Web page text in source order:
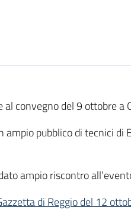
convegno del 9 ottobre a
ampio pubblico di tecnici di
ampio riscontro
di Reggio del 12